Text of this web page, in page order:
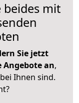
beides mit
Sie jetzt
an,
Ihnen sind.